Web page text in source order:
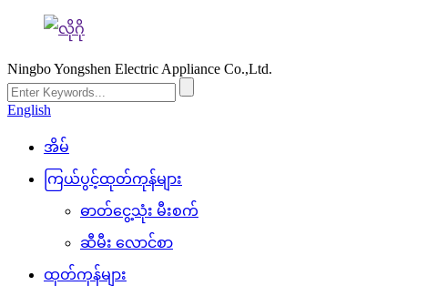
Ningbo Yongshen Electric Appliance Co.,Ltd.
English
အိမ်
ကြယ်ပွင့်ထုတ်ကုန်များ
ဓာတ်ငွေ့သုံး မီးစက်
ဆီမီး လောင်စာ
ထုတ်ကုန်များ